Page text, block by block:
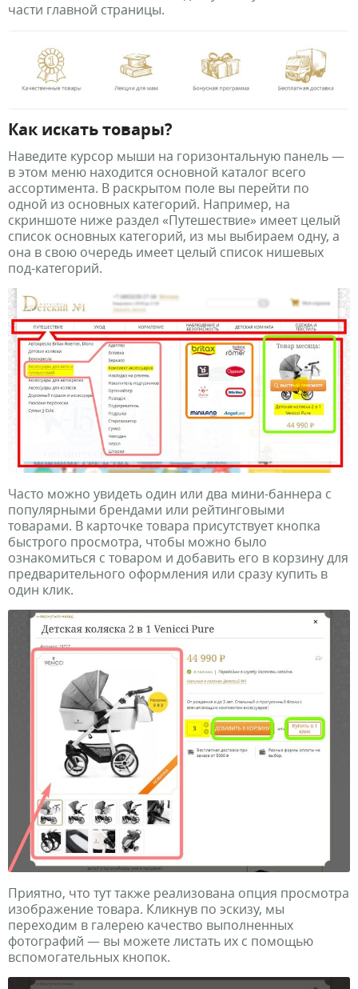
части главной страницы.
Как искать товары?
Наведите курсор мыши на горизонтальную панель —
в этом меню находится основной каталог всего
ассортимента. В раскрытом поле вы перейти по
одной из основных категорий. Например, на
скриншоте ниже раздел «Путешествие» имеет целый
список основных категорий, из мы выбираем одну, а
она в свою очередь имеет целый список нишевых
под-категорий.
Часто можно увидеть один или два мини-баннера с
популярными брендами или рейтинговыми
товарами. В карточке товара присутствует кнопка
быстрого просмотра, чтобы можно было
ознакомиться с товаром и добавить его в корзину для
предварительного оформления или сразу купить в
один клик.
Приятно, что тут также реализована опция просмотра
изображение товара. Кликнув по эскизу, мы
переходим в галерею качество выполненных
фотографий — вы можете листать их с помощью
вспомогательных кнопок.